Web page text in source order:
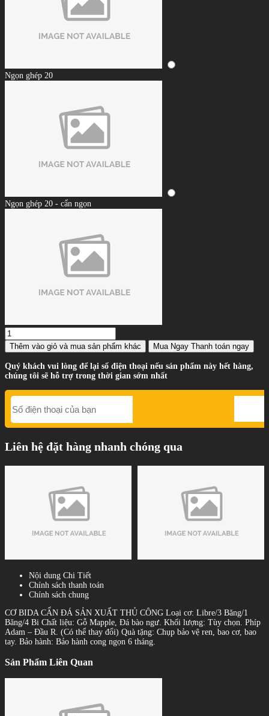
Ngọn ghép 20
Ngọn ghép 20 - cẩn ngọn
Thêm vào giỏ và mua sản phẩm khác Mua Ngay Thanh toán ngay
Quý khách vui lòng để lại số điện thoại nếu sản phẩm này hết hàng,
chúng tôi sẽ hỗ trợ trong thời gian sớm nhất
Liên hệ đặt hàng nhanh chóng qua
Nội dung Chi Tiết
Chính sách thanh toán
Chính sách chung
CƠ BIDA CẨN ĐÁ SẢN XUẤT THỦ CÔNG Loại cơ: Libre/3 Băng/1
Băng/4 Bi Chất liệu: Gỗ Mapple, Đá bào ngư. Khối lượng: Tùy chọn. Phíp
Adam – Đầu R. (Có thể thay đổi) Quà tặng: Chụp bảo vệ ren, bao cơ, bao
tay. Bảo hành: Bảo hành cong ngọn 6 tháng.
Sản Phẩm Liên Quan